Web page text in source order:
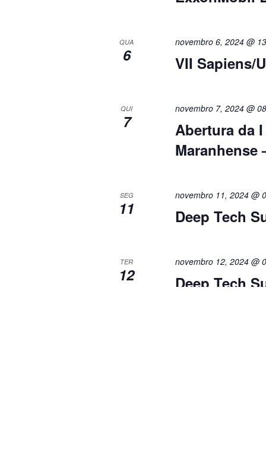
QUA
6 VII Sapiens/
novembro 6, 2024 @
QUI
7
Abertura da
Maranhense
novembro 7, 2024 @
SEG
11 Deep Tech
novembro 11, 2024 @
TER
12 Deep Tech
novembro 12, 2024 @